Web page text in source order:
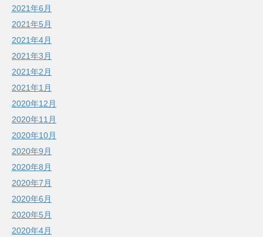
2021年6月
2021年5月
2021年4月
2021年3月
2021年2月
2021年1月
2020年12月
2020年11月
2020年10月
2020年9月
2020年8月
2020年7月
2020年6月
2020年5月
2020年4月